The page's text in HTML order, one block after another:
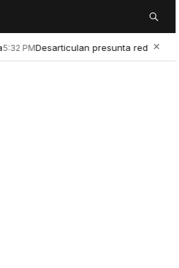
Buscar
Desarticulan presunta red de ×